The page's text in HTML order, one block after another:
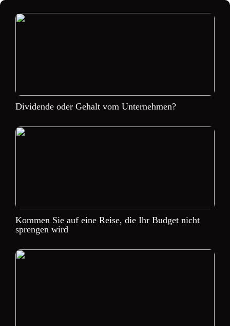
Dividende oder Gehalt vom Unternehmen?
Kommen Sie auf eine Reise, die Ihr Budget nicht
sprengen wird